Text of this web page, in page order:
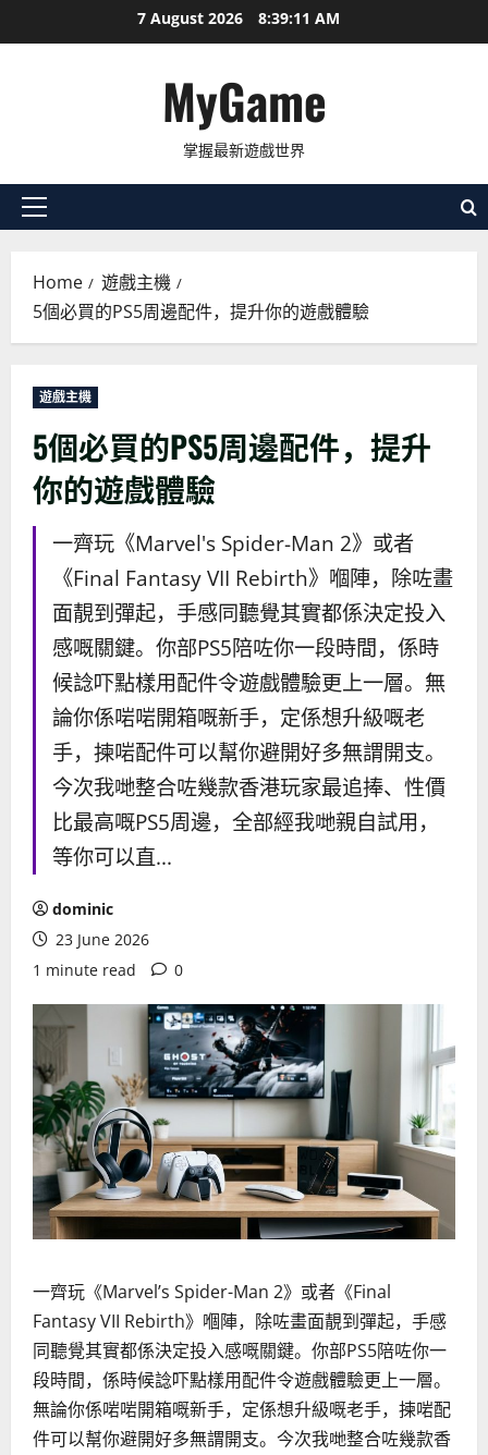
to
7 August 2026 8:39:13 AM
MyGame
掌握最新遊戲世界
Primary
Home
遊戲主機
5個必買的PS5周邊配件，提升你的遊戲體驗
遊戲主機
5個必買的PS5周邊配件，提升
你的遊戲體驗
一齊玩《Marvel's Spider-Man 2》或者
《Final Fantasy VII Rebirth》嗰陣，除咗畫
面靚到彈起，手感同聽覺其實都係決定投入
感嘅關鍵。你部PS5陪咗你一段時間，係時
候諗吓點樣用配件令遊戲體驗更上一層。無
論你係啱啱開箱嘅新手，定係想升級嘅老
手，揀啱配件可以幫你避開好多無謂開支。
今次我哋整合咗幾款香港玩家最追捧、性價
比最高嘅PS5周邊，全部經我哋親自試用，
等你可以直...
dominic
23 June 2026
1 minute read
0
一齊玩《Marvel’s Spider-Man 2》或者《Final
Fantasy VII Rebirth》嗰陣，除咗畫面靚到彈起，手感
同聽覺其實都係決定投入感嘅關鍵。你部PS5陪咗你一
段時間，係時候諗吓點樣用配件令遊戲體驗更上一層。
無論你係啱啱開箱嘅新手，定係想升級嘅老手，揀啱配
件可以幫你避開好多無謂開支。今次我哋整合咗幾款香